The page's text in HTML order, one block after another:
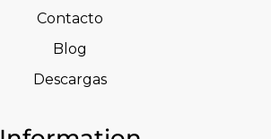
Contacto
Blog
Descargas